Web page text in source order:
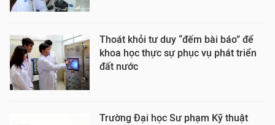
Thoát khỏi tư duy “đếm bài báo” để
khoa học thực sự phục vụ phát triển
đất nước
Trường Đại học Sư phạm Kỹ thuật